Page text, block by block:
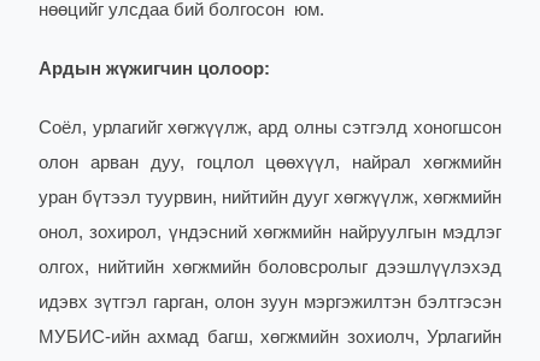
нөөцийг улсдаа бий болгосон юм.
Ардын жүжигчин цолоор:
Соёл, урлагийг хөгжүүлж, ард олны сэтгэлд хоногшсон
олон арван дуу, гоцлол цөөхүүл, найрал хөгжмийн
уран бүтээл туурвин, нийтийн дууг хөгжүүлж, хөгжмийн
онол, зохирол, үндэсний хөгжмийн найруулгын мэдлэг
олгох, нийтийн хөгжмийн боловсролыг дээшлүүлэхэд
идэвх зүтгэл гарган, олон зуун мэргэжилтэн бэлтгэсэн
МУБИС-ийн ахмад багш, хөгжмийн зохиолч, Урлагийн